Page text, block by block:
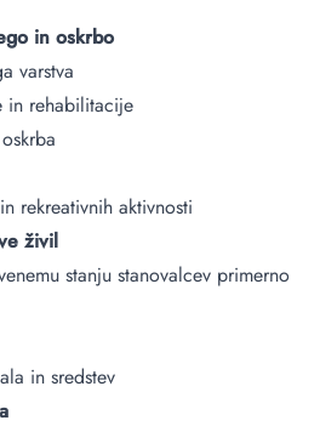
in oskrbo
varstva
in rehabilitacije
rekreativnih aktivnosti
živil
stanju stanovalcev primerno
in sredstev